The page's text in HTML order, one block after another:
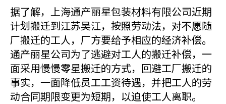
据了解，上海通产丽星包装材料有限公司近期
计划搬迁到江苏吴江，按照劳动法，对不愿随
厂搬迁的工人，厂方要给予相应的经济补偿。
通产丽星公司为了逃避对工人的搬迁补偿，一
面采用慢慢零星搬迁的方式，回避工厂搬迁的
事实，一面降低员工工资待遇，并把工人的劳
动合同期限变更为短期，以迫使工人离职。